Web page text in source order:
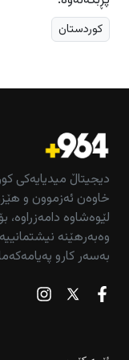
کوردستان
دیجیتاڵ میدیایەکی
خاوەن ئەزموون و
لێوەشاوە
وەبەرهێنە
بەسەر کارو